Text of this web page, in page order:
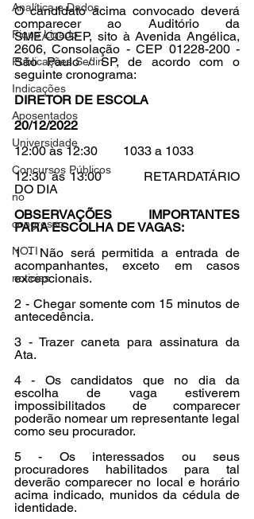
Analítica e Dados
Fique Ligado
Publicações Sedin
Indicações
Aposentados
Universidade
Concursos Públicos
no
congresso
NOTI
noticias
O candidato acima convocado deverá
comparecer ao Auditório da
SME/COGEP, sito à Avenida Angélica,
2606, Consolação - CEP 01228-200 -
São Paulo / SP, de acordo com o
seguinte cronograma:
DIRETOR DE ESCOLA
20/12/2022
12:00 às 12:30        1033 a 1033
12:30 às 13:00        RETARDATÁRIO
DO DIA
OBSERVAÇÕES IMPORTANTES
PARA ESCOLHA DE VAGAS:
1 - Não será permitida a entrada de
acompanhantes, exceto em casos
excepcionais.
2 - Chegar somente com 15 minutos de
antecedência.
3 - Trazer caneta para assinatura da
Ata.
4 - Os candidatos que no dia da
escolha de vaga estiverem
impossibilitados de comparecer
poderão nomear um representante legal
como seu procurador.
5 - Os interessados ou seus
procuradores habilitados para tal
deverão comparecer no local e horário
acima indicado, munidos da cédula de
identidade.